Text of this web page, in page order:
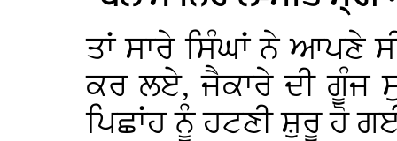
ਤਾਂ ਸਾਰੇ ਸਿੰਘਾਂ ਨੇ ਆਪਣੇ
ਕਰ ਲਏ, ਜੈਕਾਰੇ ਦੀ
ਪਿਛਾਂਹ ਨੂੰ ਹਟਣੀ ਸ਼ੁਰੂ ਹੋ